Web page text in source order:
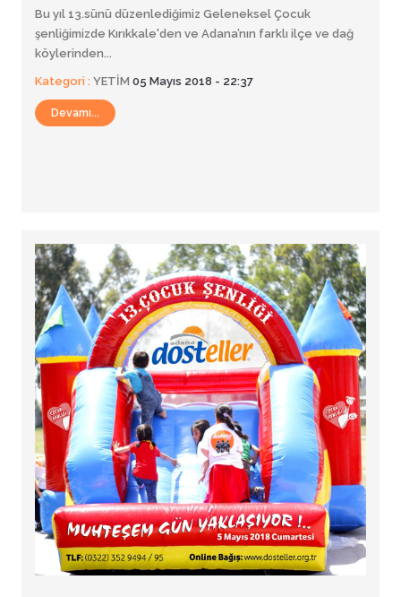
Bu yıl 13.sünü düzenlediğimiz Geleneksel Çocuk
şenliğimizde Kırıkkale'den ve Adana’nın farklı ilçe ve dağ
köylerinden...
Kategori : YETİM 05 Mayıs 2018 - 22:37
Devamı...